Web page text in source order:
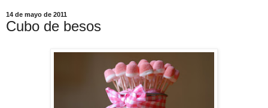
14 de mayo de 2011
Cubo de besos